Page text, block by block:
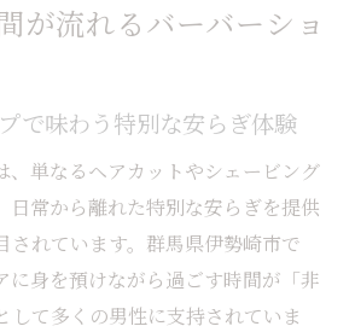
ョップ空間が与える印象の違い
で叶う大人の身だしなみ
チェアが変えるメンズスタイルの
ショップだからできる身だしなみ
めるバーバーチェアの活用ポイ
が流れるバーバーショ
で味わう特別な安らぎ体験
、単なるヘアカットやシェービング
日常から離れた特別な安らぎを提供
されています。群馬県伊勢崎市で
に身を預けながら過ごす時間が「非
して多くの男性に支持されていま